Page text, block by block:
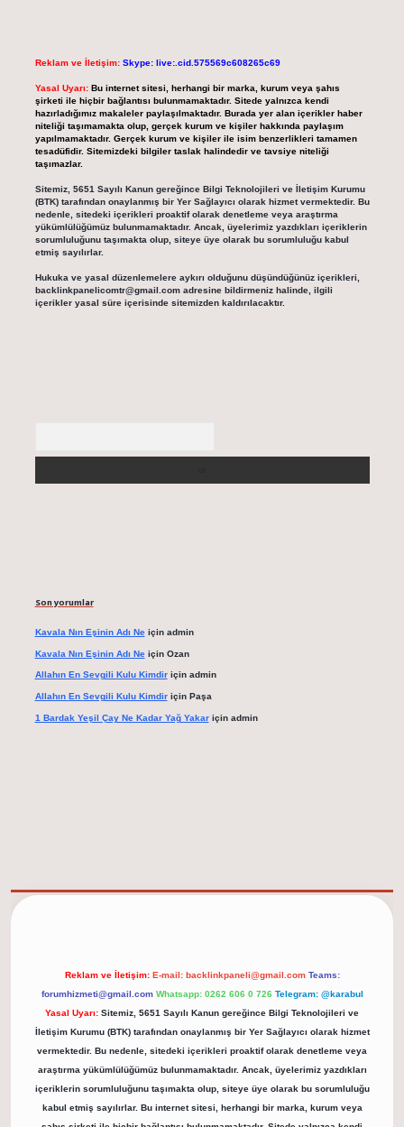
Reklam ve İletişim: Skype: live:.cid.575569c608265c69
Yasal Uyarı: Bu internet sitesi, herhangi bir marka, kurum veya şahıs
şirketi ile hiçbir bağlantısı bulunmamaktadır. Sitede yalnızca kendi
hazırladığımız makaleler paylaşılmaktadır. Burada yer alan içerikler haber
niteliği taşımamakta olup, gerçek kurum ve kişiler hakkında paylaşım
yapılmamaktadır. Gerçek kurum ve kişiler ile isim benzerlikleri tamamen
tesadüfidir. Sitemizdeki bilgiler taslak halindedir ve tavsiye niteliği
taşımazlar.
Sitemiz, 5651 Sayılı Kanun gereğince Bilgi Teknolojileri ve İletişim Kurumu
(BTK) tarafından onaylanmış bir Yer Sağlayıcı olarak hizmet vermektedir. Bu
nedenle, sitedeki içerikleri proaktif olarak denetleme veya araştırma
yükümlülüğümüz bulunmamaktadır. Ancak, üyelerimiz yazdıkları içeriklerin
sorumluluğunu taşımakta olup, siteye üye olarak bu sorumluluğu kabul
etmiş sayılırlar.
Hukuka ve yasal düzenlemelere aykırı olduğunu düşündüğünüz içerikleri,
backlinkpanelicomtr@gmail.comadresine bildirmeniz halinde, ilgili
içerikler yasal süre içerisinde sitemizden kaldırılacaktır.
Son yorumlar
Kavala Nın Eşinin Adı Neiçin admin
Kavala Nın Eşinin Adı Neiçin Ozan
Allahın En Sevgili Kulu Kimdiriçin admin
Allahın En Sevgili Kulu Kimdiriçin Paşa
1 Bardak Yeşil Çay Ne Kadar Yağ Yakariçin admin
Reklam ve İletişim: E-mail: backlinkpaneli@gmail.com Teams:
forumhizmeti@gmail.com Whatsapp: 0262 606 0 726 Telegram: @karabul
Yasal Uyarı: Sitemiz, 5651 Sayılı Kanun gereğince Bilgi Teknolojileri ve
İletişim Kurumu (BTK) tarafından onaylanmış bir Yer Sağlayıcı olarak hizmet
vermektedir. Bu nedenle, sitedeki içerikleri proaktif olarak denetleme veya
araştırma yükümlülüğümüz bulunmamaktadır. Ancak, üyelerimiz yazdıkları
içeriklerin sorumluluğunu taşımakta olup, siteye üye olarak bu sorumluluğu
kabul etmiş sayılırlar. Bu internet sitesi, herhangi bir marka, kurum veya